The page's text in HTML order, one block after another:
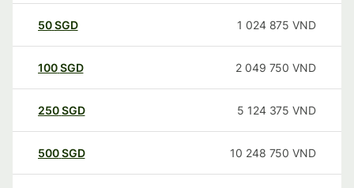
50SGD 1 024 875 VND
100SGD 2 049 750 VND
250SGD 5 124 375 VND
500SGD 10 248 750 VND